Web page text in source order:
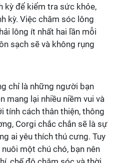
kỳ để kiểm tra sức khỏe,
kỳ. Việc chăm sóc lông
lông ít nhất hai lần mỗi
sạch sẽ và không rụng
chỉ là những người bạn
mang lại nhiều niềm vui và
tính cách thân thiện, thông
Corgi chắc chắn sẽ là sự
ai yêu thích thú cưng. Tuy
một chú chó, bạn nên